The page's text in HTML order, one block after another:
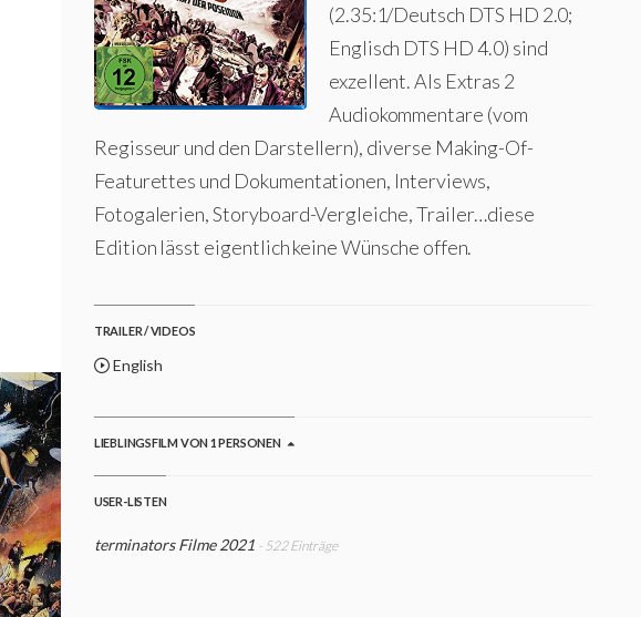
(2.35:1/Deutsch DTS HD 2.0;
Englisch DTS HD 4.0) sind
exzellent. Als Extras 2
Audiokommentare (vom
Regisseur und den Darstellern), diverse Making-Of-
Featurettes und Dokumentationen, Interviews,
Fotogalerien, Storyboard-Vergleiche, Trailer…diese
Edition lässt eigentlich keine Wünsche offen.
TRAILER / VIDEOS
English
LIEBLINGSFILM VON 1 PERSONEN
USER-LISTEN
terminators Filme 2021 - 522 Einträge